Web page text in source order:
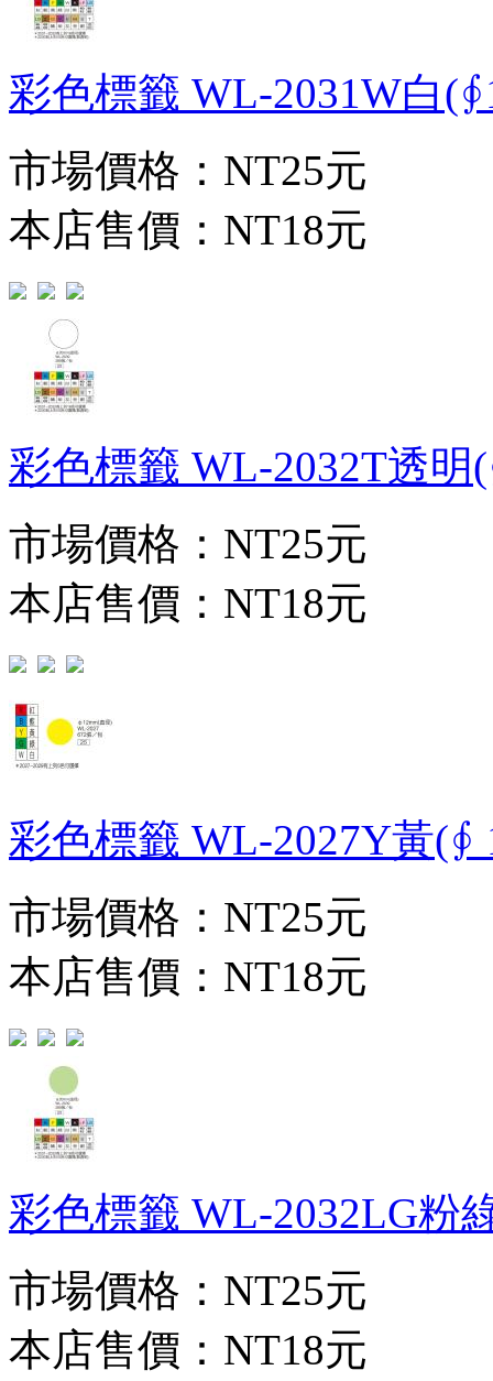
彩色標籤 WL-2031W白
市場價格： NT25元
本店售價： NT18元
彩色標籤 WL-2032T透明
市場價格： NT25元
本店售價： NT18元
彩色標籤 WL-2027Y黃(∮
市場價格： NT25元
本店售價： NT18元
彩色標籤 WL-2032LG粉
市場價格： NT25元
本店售價： NT18元